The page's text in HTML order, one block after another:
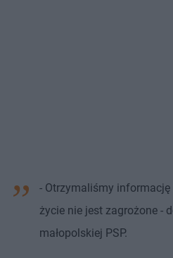
- Otrzymaliśmy informację
życie nie jest zagrożone -
małopolskiej PSP.